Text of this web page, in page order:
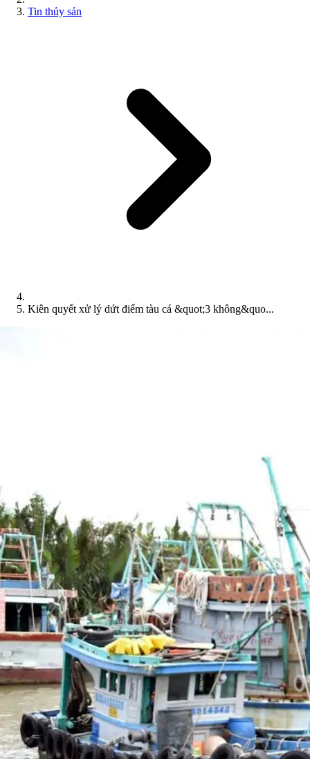
Tin thủy sản
Kiên quyết xử lý dứt điểm tàu cá &quot;3 không&quo...